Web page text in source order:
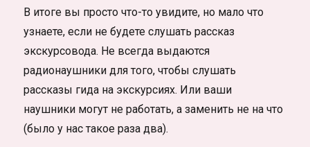
В итоге вы просто что-то увидите, но мало что
узнаете, если не будете слушать рассказ
экскурсовода. Не всегда выдаются
радионаушники для того, чтобы слушать
рассказы гида на экскурсиях. Или ваши
наушники могут не работать, а заменить не на что
(было у нас такое раза два).